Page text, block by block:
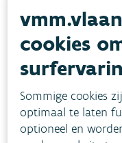
gaan of het
blauwalgen
cookies
Sommige cookies
optimaal te laten
optioneel en